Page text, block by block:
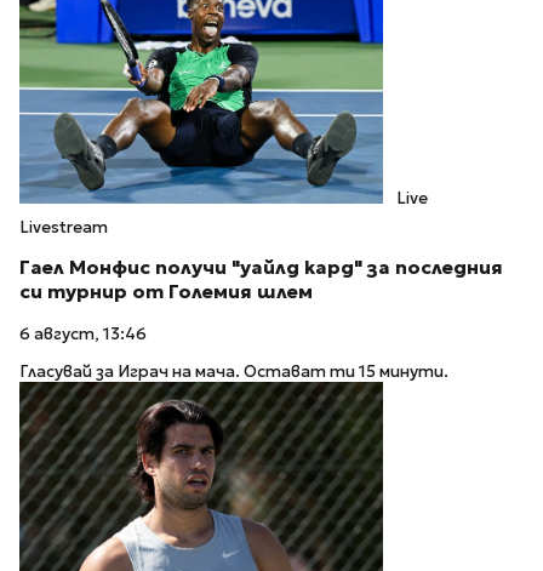
Live
Livestream
Гаел Монфис получи "уайлд кард" за последния
си турнир от Големия шлем
6 август, 13:46
Гласувай за Играч на мача. Остават ти 15 минути.